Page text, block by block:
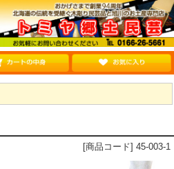
[商品コード] 45-003-1